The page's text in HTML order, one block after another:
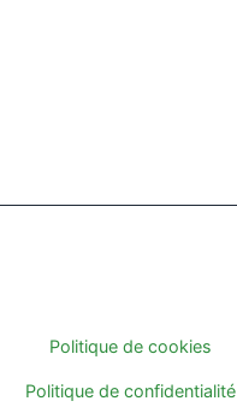
Politique de cookies
Politique de confidentialité